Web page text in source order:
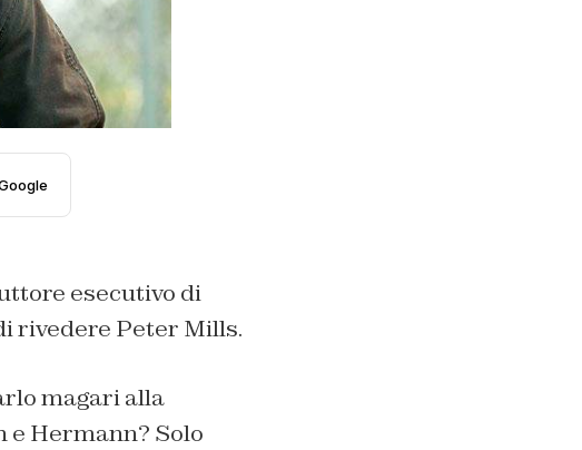
esecutivo di
rivedere Peter Mills.
magari alla
e Hermann? Solo